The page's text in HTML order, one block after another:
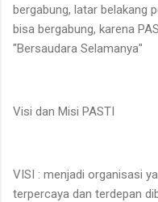
bergabung, latar belakang
bisa bergabung, karena
"Bersaudara Selamanya"
Visi dan Misi PASTI
VISI : menjadi organisasi
terpercaya dan terdepan